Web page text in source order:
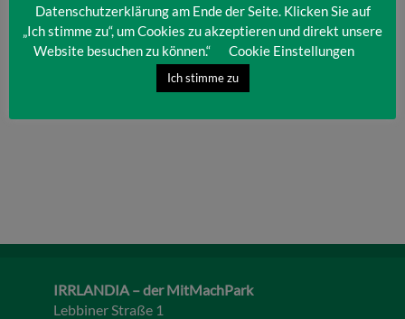
IRRLANDIA – der MitMachPark
Lebbiner Straße 1
Datenschutzerklärung am Ende der Seite. Klicken Sie auf
„Ich stimme zu“, um Cookies zu akzeptieren und direkt unsere
Website besuchen zu können.“
Cookie Einstellungen
Ich stimme zu